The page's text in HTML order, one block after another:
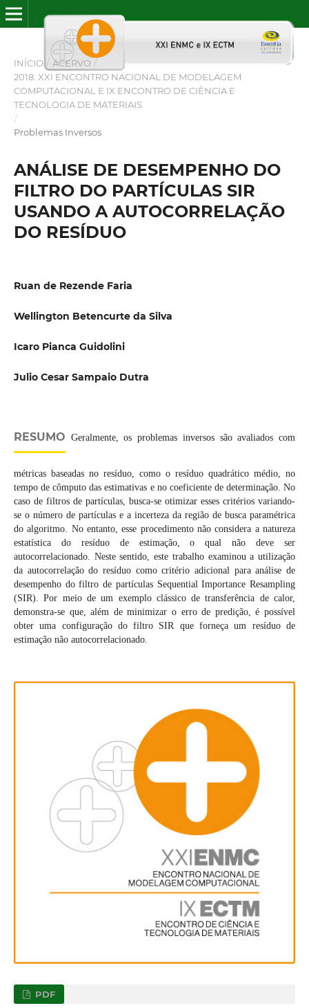
INÍCIO / ACERVO /
2018: XXI ENCONTRO NACIONAL DE MODELAGEM
COMPUTACIONAL E IX ENCONTRO DE CIÊNCIA E
TECNOLOGIA DE MATERIAIS
/
Problemas Inversos
ANÁLISE DE DESEMPENHO DO
FILTRO DO PARTÍCULAS SIR
USANDO A AUTOCORRELAÇÃO
DO RESÍDUO
Ruan de Rezende Faria
Wellington Betencurte da Silva
Icaro Pianca Guidolini
Julio Cesar Sampaio Dutra
RESUMO Geralmente, os problemas inversos são avaliados com
métricas baseadas no resíduo, como o resíduo quadrático médio, no
tempo de cômputo das estimativas e no coeficiente de determinação. No
caso de filtros de partículas, busca-se otimizar esses critérios variando-
se o número de partículas e a incerteza da região de busca paramétrica
do algoritmo. No entanto, esse procedimento não considera a natureza
estatística do resíduo de estimação, o qual não deve ser
autocorrelacionado. Neste sentido, este trabalho examinou a utilização
da autocorrelação do resíduo como critério adicional para análise de
desempenho do filtro de partículas Sequential Importance Resampling
(SIR). Por meio de um exemplo clássico de transferência de calor,
demonstra-se que, além de minimizar o erro de predição, é possível
obter uma configuração do filtro SIR que forneça um resíduo de
estimação não autocorrelacionado.
PDF